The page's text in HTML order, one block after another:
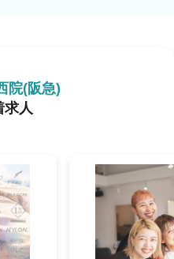
院(阪急)
求人